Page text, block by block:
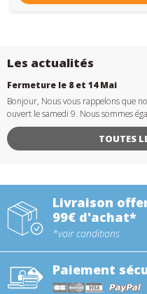
Les actualités
Fermeture le 8 et 14 Mai
Bonjour, Nous vous rappelons que
ouvert le samedi 9. Nous sommes
TOUTES
Livraison
99€ d'achat*
*voir conditions
Paiement